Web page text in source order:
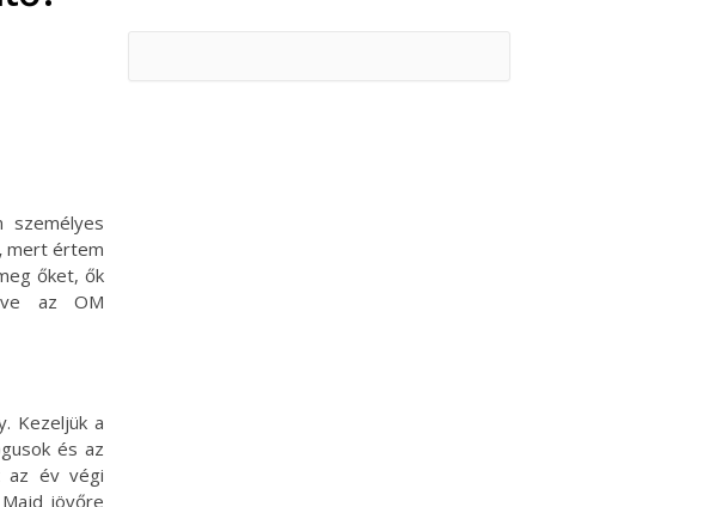
személyes
mert értem
őket, ők
az OM
Kezeljük a
és az
az év végi
jövőre